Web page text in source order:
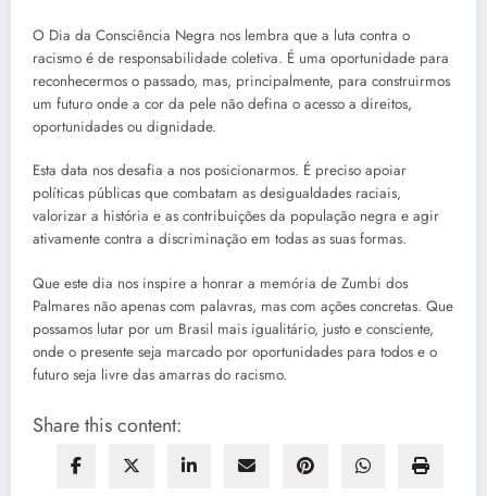
O Dia da Consciência Negra nos lembra que a luta contra o
racismo é de responsabilidade coletiva. É uma oportunidade para
reconhecermos o passado, mas, principalmente, para construirmos
um futuro onde a cor da pele não defina o acesso a direitos,
oportunidades ou dignidade.
Esta data nos desafia a nos posicionarmos. É preciso apoiar
políticas públicas que combatam as desigualdades raciais,
valorizar a história e as contribuições da população negra e agir
ativamente contra a discriminação em todas as suas formas.
Que este dia nos inspire a honrar a memória de Zumbi dos
Palmares não apenas com palavras, mas com ações concretas. Que
possamos lutar por um Brasil mais igualitário, justo e consciente,
onde o presente seja marcado por oportunidades para todos e o
futuro seja livre das amarras do racismo.
Share this content: